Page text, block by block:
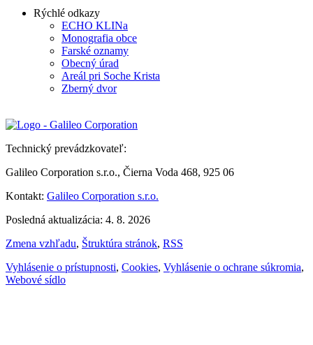
Rýchlé odkazy
ECHO KLINa
Monografia obce
Farské oznamy
Obecný úrad
Areál pri Soche Krista
Zberný dvor
Technický prevádzkovateľ:
Galileo Corporation s.r.o., Čierna Voda 468, 925 06
Kontakt: Galileo Corporation s.r.o.
Posledná aktualizácia: 4. 8. 2026
Zmena vzhľadu, Štruktúra stránok, RSS
Vyhlásenie o prístupnosti, Cookies, Vyhlásenie o ochrane súkromia,
Webové sídlo